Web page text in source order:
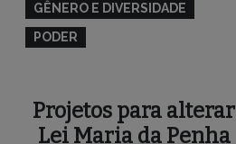
GÊNERO E DIVERSIDADE
PODER
Projetos para alterar
Lei Maria da Penha